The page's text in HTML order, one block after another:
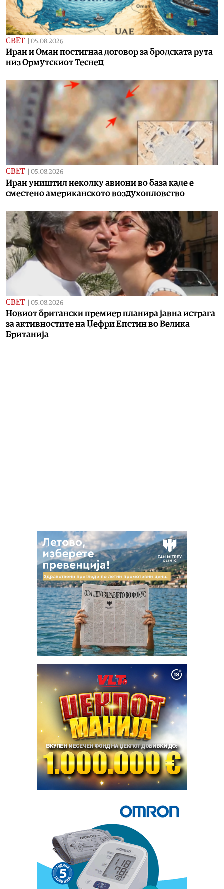
СВЕТ 05.08.2026
Иран и Оман постигнаа договор за бродската рута
низ Ормутскиот Теснец
СВЕТ 05.08.2026
Иран уништил неколку авиони во база каде е
сместено американското воздухопловство
СВЕТ 05.08.2026
Новиот британски премиер планира јавна истрага
за активностите на Џефри Епстин во Велика
Британија